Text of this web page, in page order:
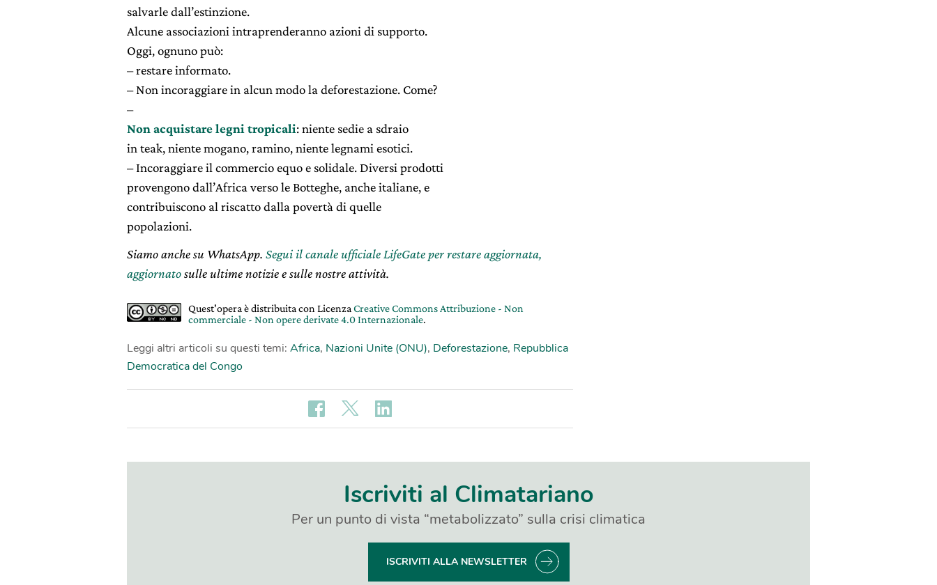
salvarle dall’estinzione.
Alcune associazioni intraprenderanno azioni di supporto.
Oggi, ognuno può:
– restare informato.
– Non incoraggiare in alcun modo la deforestazione. Come?
–
Non acquistare legni tropicali: niente sedie a sdraio
in teak, niente mogano, ramino, niente legnami esotici.
– Incoraggiare il commercio equo e solidale. Diversi prodotti
provengono dall’Africa verso le Botteghe, anche italiane, e
contribuiscono al riscatto dalla povertà di quelle
popolazioni.
Siamo anche su WhatsApp. Segui il canale ufficiale LifeGate per restare aggiornata,
aggiornatosulle ultime notizie e sulle nostre attività.
Quest'opera è distribuita con Licenza Creative Commons Attribuzione - Non
commerciale - Non opere derivate 4.0 Internazionale.
Leggi altri articoli su questi temi: Africa, Nazioni Unite (ONU), Deforestazione, Repubblica
Democratica del Congo
Iscriviti al Climatariano
Per un punto di vista “metabolizzato” sulla crisi climatica
ISCRIVITI ALLA NEWSLETTER